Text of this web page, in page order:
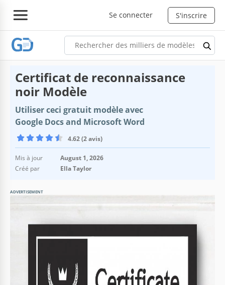
Se connecter S'inscrire
Certificat de reconnaissance
noir Modèle
Utiliser ceci gratuit modèle avec
Google Docs and Microsoft Word
4.62 (2 avis)
Mis à jour
August 1, 2026
Créé par
Ella Taylor
ADVERTISEMENT